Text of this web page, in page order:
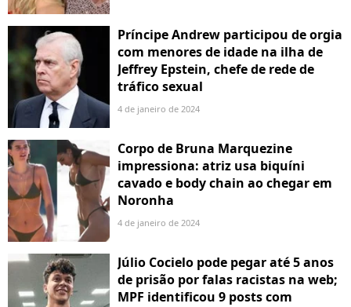
Príncipe Andrew participou de orgia
com menores de idade na ilha de
Jeffrey Epstein, chefe de rede de
tráfico sexual
4 de janeiro de 2024
Corpo de Bruna Marquezine
impressiona: atriz usa biquíni
cavado e body chain ao chegar em
Noronha
4 de janeiro de 2024
Júlio Cocielo pode pegar até 5 anos
de prisão por falas racistas na web;
MPF identificou 9 posts com